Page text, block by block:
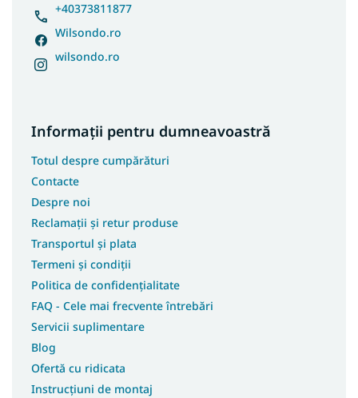
+40373811877
Wilsondo.ro
wilsondo.ro
Informații pentru dumneavoastră
Totul despre cumpărături
Contacte
Despre noi
Reclamații și retur produse
Transportul și plata
Termeni și condiții
Politica de confidențialitate
FAQ - Cele mai frecvente întrebări
Servicii suplimentare
Blog
Ofertă cu ridicata
Instrucțiuni de montaj